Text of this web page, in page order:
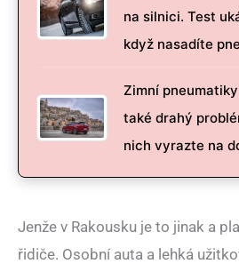
na silnici. Test
když nasadíte
Zimní
také drahý
nich vyrazte na
Jenže v Rakousku je to jinak a
řidiče. Osobní auta a lehká